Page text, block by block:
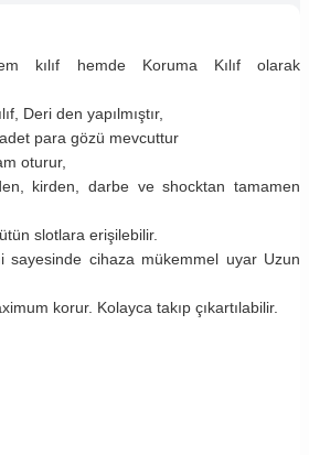
kılıf hemde Koruma Kılıf olarak
Deri den yapılmıştır,
para gözü mevcuttur
oturur,
kirden, darbe ve shocktan tamamen
slotlara erişilebilir.
sayesinde cihaza mükemmel uyar Uzun
korur. Kolayca takıp çıkartılabilir.